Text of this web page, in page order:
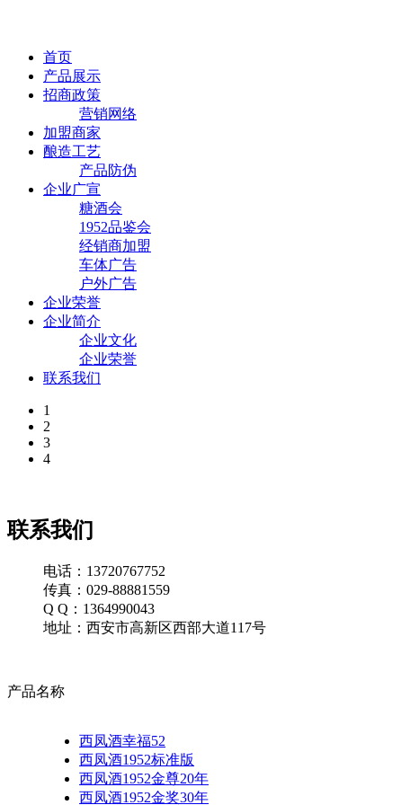
首页
产品展示
招商政策
营销网络
加盟商家
酿造工艺
产品防伪
企业广宣
糖酒会
1952品鉴会
经销商加盟
车体广告
户外广告
企业荣誉
企业简介
企业文化
企业荣誉
联系我们
1
2
3
4
联系我们
电话：13720767752
传真：029-88881559
Q Q：1364990043
地址：西安市高新区西部大道117号
产品名称
西凤酒幸福52
西凤酒1952标准版
西凤酒1952金尊20年
西凤酒1952金奖30年